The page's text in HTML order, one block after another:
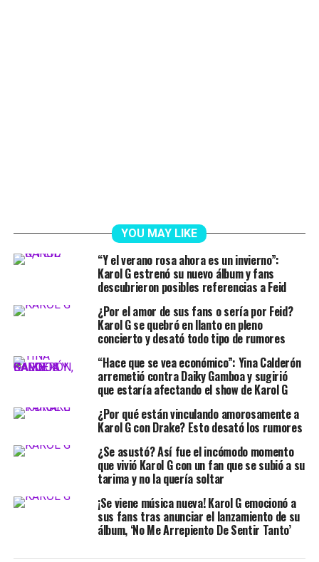
YOU MAY LIKE
“Y el verano rosa ahora es un invierno”:
Karol G estrenó su nuevo álbum y fans
descubrieron posibles referencias a Feid
¿Por el amor de sus fans o sería por Feid?
Karol G se quebró en llanto en pleno
concierto y desató todo tipo de rumores
“Hace que se vea económico”: Yina Calderón
arremetió contra Daiky Gamboa y sugirió
que estaría afectando el show de Karol G
¿Por qué están vinculando amorosamente a
Karol G con Drake? Esto desató los rumores
¿Se asustó? Así fue el incómodo momento
que vivió Karol G con un fan que se subió a su
tarima y no la quería soltar
¡Se viene música nueva! Karol G emocionó a
sus fans tras anunciar el lanzamiento de su
álbum, ‘No Me Arrepiento De Sentir Tanto’